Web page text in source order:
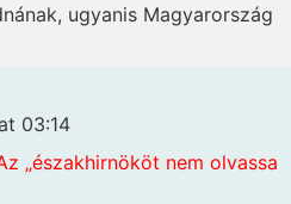
ugyanis Magyarország
03:14
„északhirnököt nem olvassa